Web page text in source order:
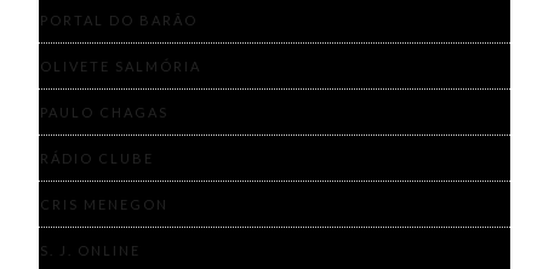
PORTAL DO BARÃO
OLIVETE SALMÓRIA
PAULO CHAGAS
RÁDIO CLUBE
CRIS MENEGON
S. J. ONLINE